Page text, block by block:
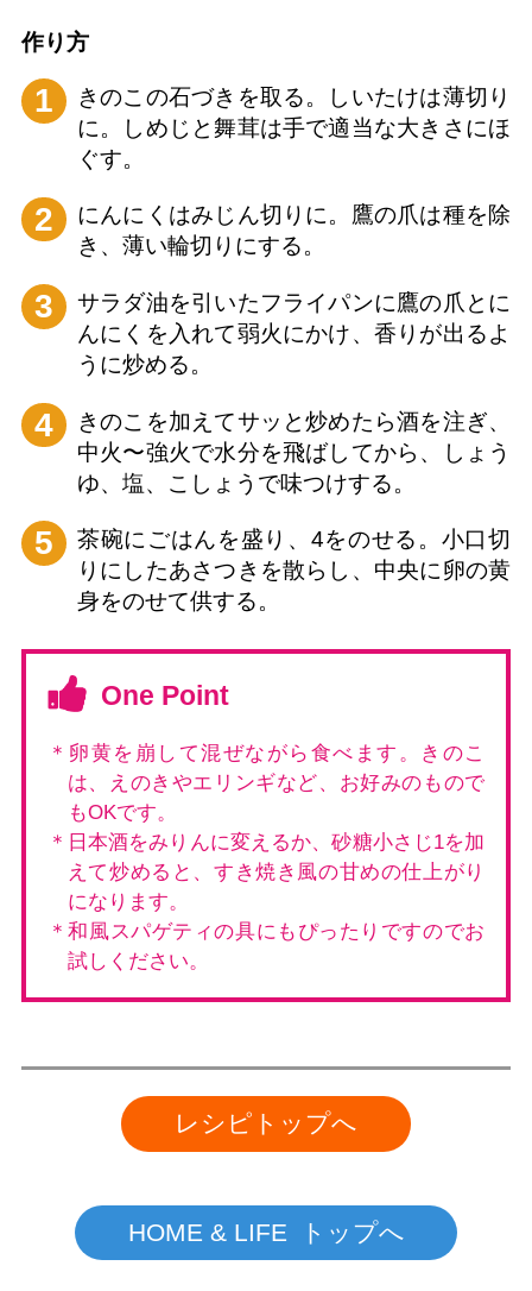
作り⽅
1
きのこの石づきを取る。しいたけは薄切り
に。しめじと舞茸は手で適当な大きさにほ
ぐす。
2
にんにくはみじん切りに。鷹の爪は種を除
き、薄い輪切りにする。
3
サラダ油を引いたフライパンに鷹の爪とに
んにくを入れて弱火にかけ、香りが出るよ
うに炒める。
4
きのこを加えてサッと炒めたら酒を注ぎ、
中火〜強火で水分を飛ばしてから、しょう
ゆ、塩、こしょうで味つけする。
5
茶碗にごはんを盛り、4をのせる。小口切
りにしたあさつきを散らし、中央に卵の黄
身をのせて供する。
One Point
＊卵黄を崩して混ぜながら食べます。きのこ
は、えのきやエリンギなど、お好みのもので
もOKです。
＊日本酒をみりんに変えるか、砂糖小さじ1を加
えて炒めると、すき焼き風の甘めの仕上がり
になります。
＊和風スパゲティの具にもぴったりですのでお
試しください。
レシピトップへ
HOME & LIFE トップへ